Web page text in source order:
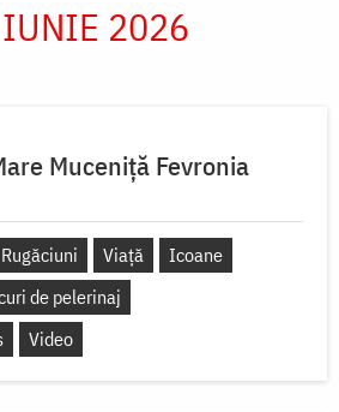
2026
Muceniță Fevronia
Rugăciuni Viață
Icoane
de pelerinaj
Video